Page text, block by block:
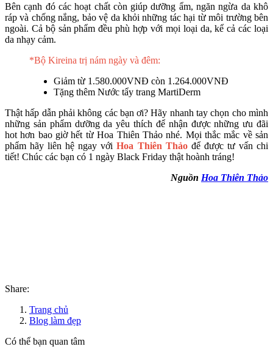
Bên cạnh đó các hoạt chất còn giúp dưỡng ẩm, ngăn ngừa da khô
ráp và chống nắng, bảo vệ da khỏi những tác hại từ môi trường bên
ngoài. Cả bộ sản phẩm đều phù hợp với mọi loại da, kể cả các loại
da nhạy cảm.
*Bộ Kireina trị nám ngày và đêm:
Giảm từ 1.580.000VNĐ còn 1.264.000VNĐ
Tặng thêm Nước tẩy trang MartiDerm
Thật hấp dẫn phải không các bạn ơi? Hãy nhanh tay chọn cho mình
những sản phẩm dưỡng da yêu thích để nhận được những ưu đãi
hot hơn bao giờ hết từ Hoa Thiên Thảo nhé. Mọi thắc mắc về sản
phẩm hãy liên hệ ngay vớiHoa Thiên Thảođể được tư vấn chi
tiết! Chúc các bạn có 1 ngày Black Friday thật hoành tráng!
Nguồn Hoa Thiên Thảo
Share:
Trang chủ
Blog làm đẹp
Có thể bạn quan tâm